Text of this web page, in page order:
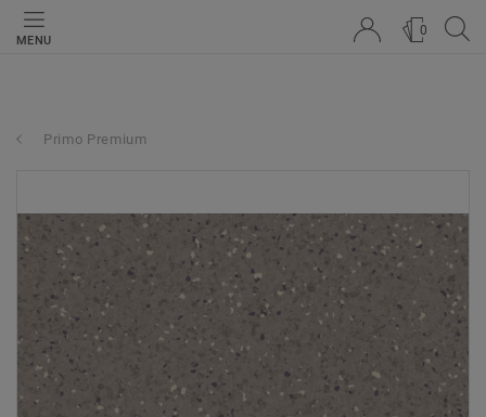
MENU
0
Primo Premium